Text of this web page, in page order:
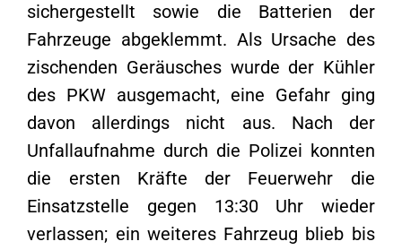
sichergestellt sowie die Batterien der
Fahrzeuge abgeklemmt. Als Ursache des
zischenden Geräusches wurde der Kühler
des PKW ausgemacht, eine Gefahr ging
davon allerdings nicht aus. Nach der
Unfallaufnahme durch die Polizei konnten
die ersten Kräfte der Feuerwehr die
Einsatzstelle gegen 13:30 Uhr wieder
verlassen; ein weiteres Fahrzeug blieb bis